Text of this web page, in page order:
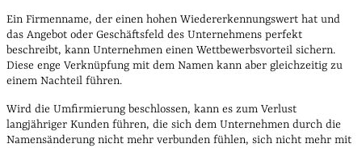
Ein Firmenname, der einen hohen Wiedererkennungswert hat und
das Angebot oder Geschäftsfeld des Unternehmens perfekt
beschreibt, kann Unternehmen einen Wettbewerbsvorteil sichern.
Diese enge Verknüpfung mit dem Namen kann aber gleichzeitig zu
einem Nachteil führen.
Wird die Umfirmierung beschlossen, kann es zum Verlust
langjähriger Kunden führen, die sich dem Unternehmen durch die
Namensänderung nicht mehr verbunden fühlen, sich nicht mehr mit